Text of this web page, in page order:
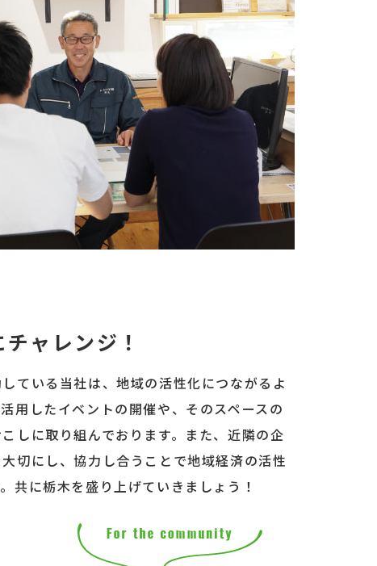
ャレンジ！
ている当社は、地域の活性化につながるよ
用したイベントの開催や、そのスペースの
しに取り組んでおります。また、近隣の企
切にし、協力し合うことで地域経済の活性
共に栃木を盛り上げていきましょう！